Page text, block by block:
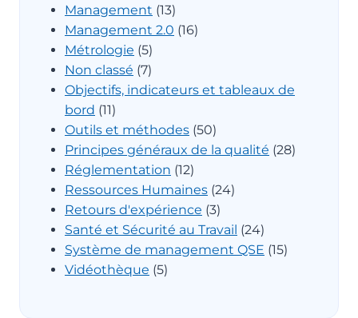
Management (13)
Management 2.0 (16)
Métrologie (5)
Non classé (7)
Objectifs, indicateurs et tableaux de
bord (11)
Outils et méthodes (50)
Principes généraux de la qualité (28)
Réglementation (12)
Ressources Humaines (24)
Retours d'expérience (3)
Santé et Sécurité au Travail (24)
Système de management QSE (15)
Vidéothèque (5)